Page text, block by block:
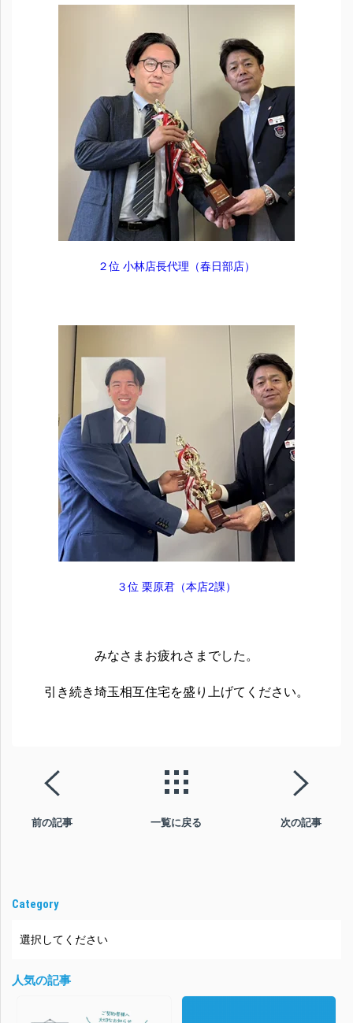
２位 小林店長代理（春日部店）
３位 栗原君（本店2課）
みなさまお疲れさまでした。
引き続き埼玉相互住宅を盛り上げてください。
前の記事 一覧に戻る 次の記事
Category
人気の記事